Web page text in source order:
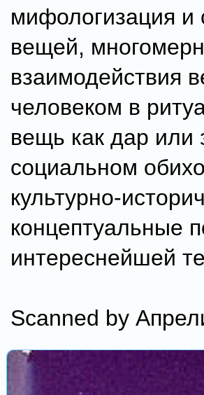
мифологизация и
вещей,
взаимодействия
человеком в
вещь как дар или
социальном
культурно-
концептуальные
интереснейшей
Scanned by